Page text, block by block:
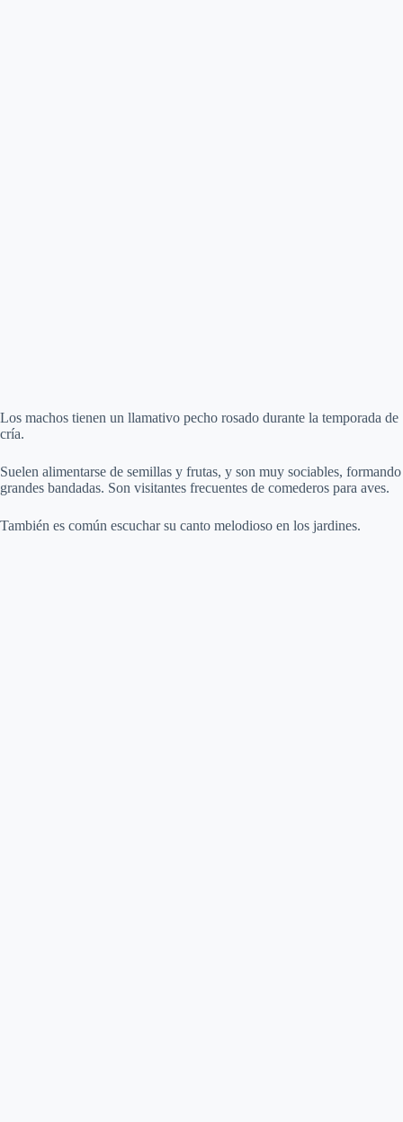
Los machos tienen un llamativo pecho rosado durante la temporada de
cría.
Suelen alimentarse de semillas y frutas, y son muy sociables, formando
grandes bandadas. Son visitantes frecuentes de comederos para aves.
También es común escuchar su canto melodioso en los jardines.